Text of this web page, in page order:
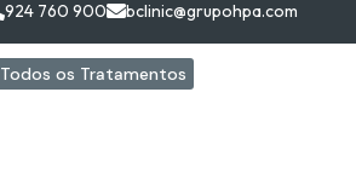
924 760 900 bclinic@grupohpa.com
Todos os Tratamentos